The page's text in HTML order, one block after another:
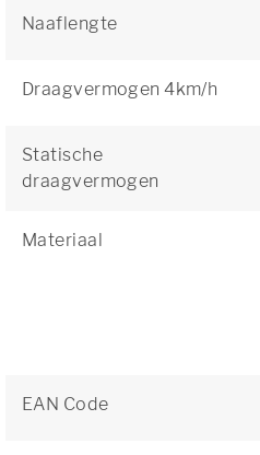
Naaflengte
Draagvermogen 4km/h
Statische
draagvermogen
Materiaal
EAN Code